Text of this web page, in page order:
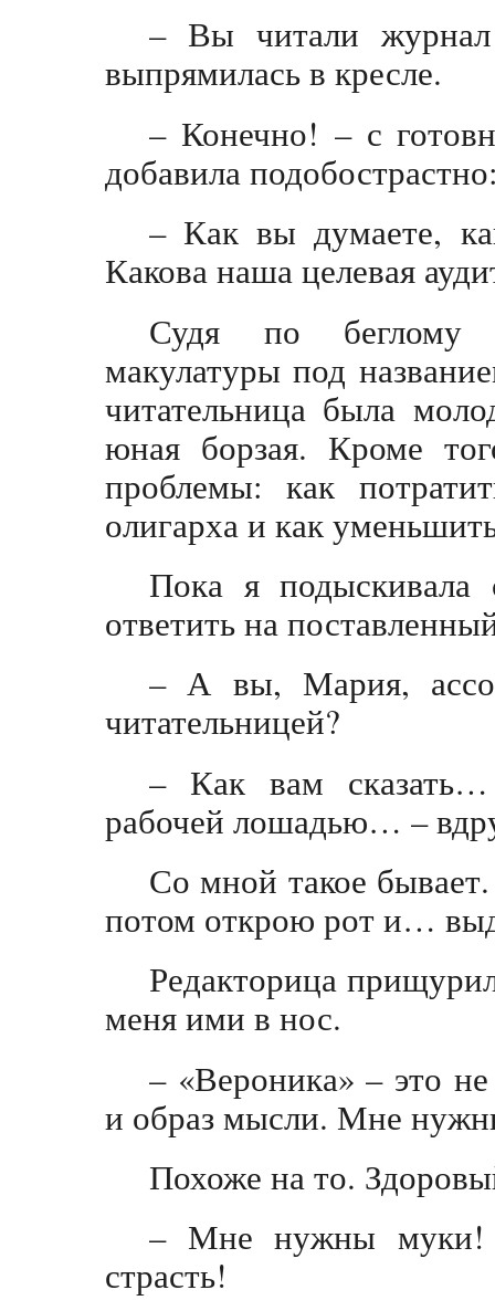
– Вы читали журнал
выпрямилась в кресле.
– Конечно! – с
добавила
– Как вы думаете,
Какова наша целевая
Судя по беглому
макулатуры под
читательница была
юная борзая. Кроме
проблемы: как
олигарха и как
Пока я
ответить на
– А вы, Мария,
читательницей?
– Как вам
рабочей лошадью… –
Со мной такое
потом открою рот и…
Редакторица
меня ими в нос.
– «Вероника» – это
и образ мысли. Мне
Похоже на то.
– Мне нужны
страсть!